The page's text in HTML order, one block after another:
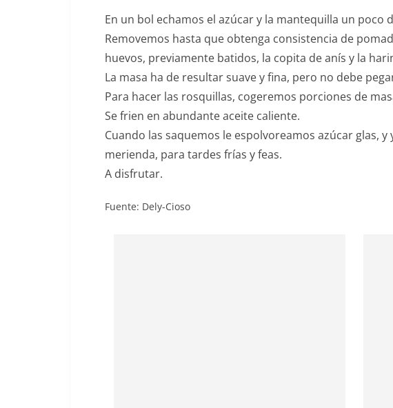
En un bol echamos el azúcar y la mantequilla un poco
Removemos hasta que obtenga consistencia de
huevos, previamente batidos, la copita de anís y la
La masa ha de resultar suave y fina, pero no debe
Para hacer las rosquillas, cogeremos porciones de
Se frien en abundante aceite caliente.
Cuando las saquemos le espolvoreamos azúcar glas,
merienda, para tardes frías y feas.
A disfrutar.
Fuente: Dely-Cioso